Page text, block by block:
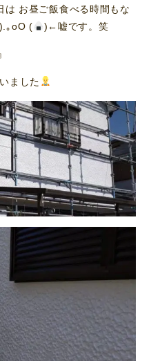
お昼ご飯食べる時間もな
｡oO (
)←嘘です。笑
ました